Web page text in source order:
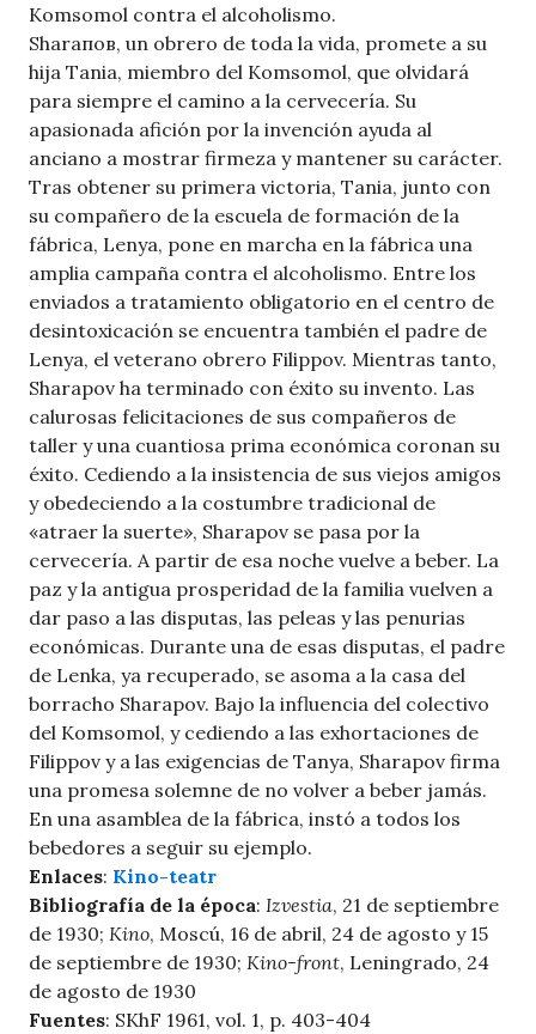
Komsomol contra el alcoholismo.
Sharaпов, un obrero de toda la vida, promete a su
hija Tania, miembro del Komsomol, que olvidará
para siempre el camino a la cervecería. Su
apasionada afición por la invención ayuda al
anciano a mostrar firmeza y mantener su carácter.
Tras obtener su primera victoria, Tania, junto con
su compañero de la escuela de formación de la
fábrica, Lenya, pone en marcha en la fábrica una
amplia campaña contra el alcoholismo. Entre los
enviados a tratamiento obligatorio en el centro de
desintoxicación se encuentra también el padre de
Lenya, el veterano obrero Filippov. Mientras tanto,
Sharapov ha terminado con éxito su invento. Las
calurosas felicitaciones de sus compañeros de
taller y una cuantiosa prima económica coronan su
éxito. Cediendo a la insistencia de sus viejos amigos
y obedeciendo a la costumbre tradicional de
«atraer la suerte», Sharapov se pasa por la
cervecería. A partir de esa noche vuelve a beber. La
paz y la antigua prosperidad de la familia vuelven a
dar paso a las disputas, las peleas y las penurias
económicas. Durante una de esas disputas, el padre
de Lenka, ya recuperado, se asoma a la casa del
borracho Sharapov. Bajo la influencia del colectivo
del Komsomol, y cediendo a las exhortaciones de
Filippov y a las exigencias de Tanya, Sharapov firma
una promesa solemne de no volver a beber jamás.
En una asamblea de la fábrica, instó a todos los
bebedores a seguir su ejemplo.
Enlaces: Kino-teatr
Bibliografía de la época: Izvestia, 21 de septiembre
de 1930; Kino, Moscú, 16 de abril, 24 de agosto y 15
de septiembre de 1930; Kino-front, Leningrado, 24
de agosto de 1930
Fuentes: SKhF 1961, vol. 1, p. 403-404